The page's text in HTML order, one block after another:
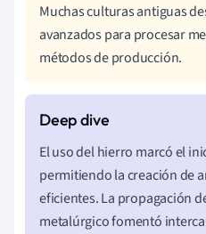
Muchas culturas antiguas
avanzados para procesar
métodos de producción.
El uso del hierro marcó el
permitiendo la creación de
eficientes. La propagación
metalúrgico fomentó